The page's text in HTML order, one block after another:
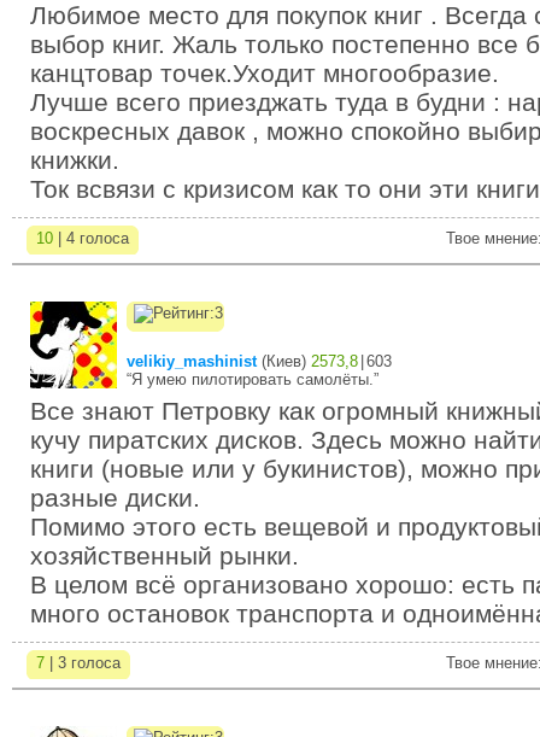
Любимое место для покупок книг .
выбор книг. Жаль только постепенно
канцтовар точек.Уходит многообразие.
Лучше всего приезджать туда в будни :
воскресных давок , можно спокойно
книжки.
Ток всвязи с кризисом как то они эти
10 | 4 голоса Твое
velikiy_mashinist(Киев) 2573,8 603
“Я умею пилотировать самолёты.”
Все знают Петровку как огромный
кучу пиратских дисков. Здесь можно
книги (новые или у букинистов), можно
разные диски.
Помимо этого есть вещевой и
хозяйственный рынки.
В целом всё организовано хорошо: есть
много остановок транспорта и
7 | 3 голоса Твое